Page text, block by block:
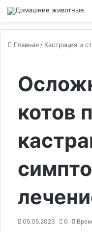
Главная / Кастрация и
котов
05.05.2023 0